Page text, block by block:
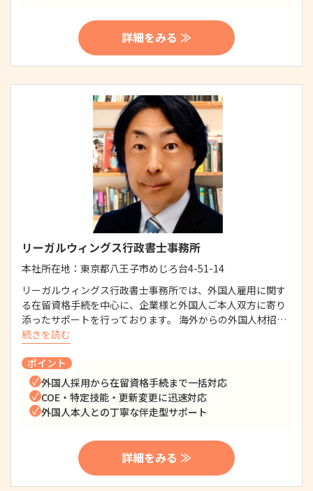
詳細をみる ≫
リーガルウィングス行政書士事務所
本社所在地： 東京都八王子市めじろ台4-51-14
リーガルウィングス行政書士事務所では、外国人雇用に関す
る在留資格手続を中心に、企業様と外国人ご本人双方に寄り
添ったサポートを行っております。 海外からの外国人材招…
続きを読む
ポイント
外国人採用から在留資格手続まで一括対応
COE・特定技能・更新変更に迅速対応
外国人本人との丁寧な伴走型サポート
詳細をみる ≫